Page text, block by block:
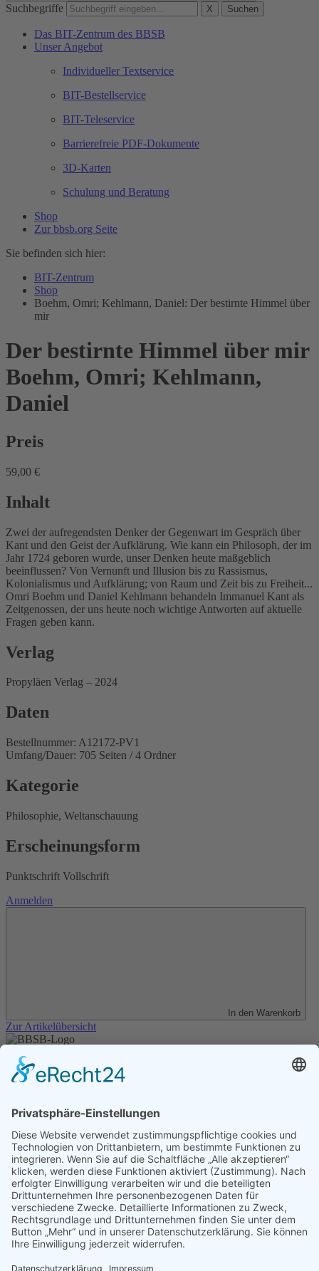
Suchbegriffe X Suchen
Das BIT-Zentrum des BBSB
Unser Angebot
Individueller Textservice
BIT-Bestellservice
BIT-Teleservice
Barrierefreie PDF-Dokumente
3D-Karten
Schulung und Beratung
Shop
Zur bbsb.org Seite
Sie befinden sich hier:
BIT-Zentrum
Shop
Boehm, Omri; Kehlmann, Daniel: Der bestirnte Himmel über
mir
Der bestirnte Himmel über mir
Boehm, Omri; Kehlmann,
Daniel
Preis
59,00 €
Inhalt
Zwei der aufregendsten Denker der Gegenwart im Gespräch über
Kant und den Geist der Aufklärung. Wie kann ein Philosoph, der im
Jahr 1724 geboren wurde, unser Denken heute maßgeblich
beeinflussen? Von Vernunft und Illusion bis zu Rassismus,
Kolonialismus und Aufklärung; von Raum und Zeit bis zu Freiheit...
Omri Boehm und Daniel Kehlmann behandeln Immanuel Kant als
Zeitgenossen, der uns heute noch wichtige Antworten auf aktuelle
Fragen geben kann.
Verlag
Propyläen Verlag – 2024
Daten
Bestellnummer: A12172-PV1
Umfang/Dauer: 705 Seiten / 4 Ordner
Kategorie
Philosophie, Weltanschauung
Erscheinungsform
Punktschrift Vollschrift
Anmelden
In den Warenkorb
Zur Artikelübersicht
Unser Angebot
Shop
Datenschutz
Kontakt
Transparenzerklärung
BBSB-Inform: täglich aktualisierte Infos
für sehbehinderte und blinde Menschen
Anmeldung Newsletter BBSB-Inform
Unser Newsletter für Unterstützer